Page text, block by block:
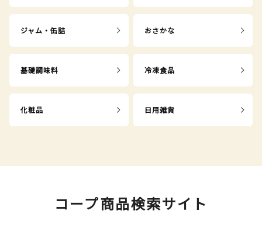
ジャム・缶詰 おさかな
基礎調味料 冷凍食品
化粧品 日用雑貨
コープ商品検索サイト